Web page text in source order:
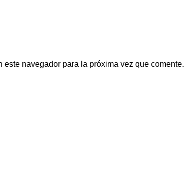
navegador para la próxima vez que comente.